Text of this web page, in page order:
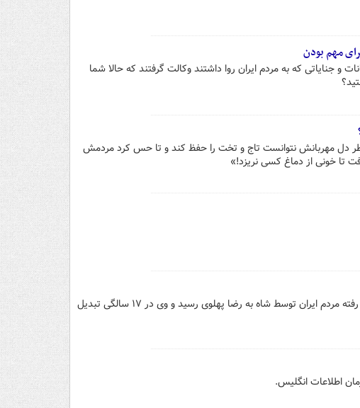
مهم بودن
و جنایاتی که به مردم ایران روا داشتند وکالت گرفتند که حالا شما
دل مهربانش نتوانست تاج و تخت را حفظ کند و تا حس کرد مردمش
تا خونی از دماغ کسی نریزد!»
پس از مرگ محمدرضا پهلوی تمام مال و اموال سرقت رفته مردم ایران توسط شاه به رضا پهلوی رسید و وی در ۱۷ سالگی تبدیل
اطلاعات انگلیس.